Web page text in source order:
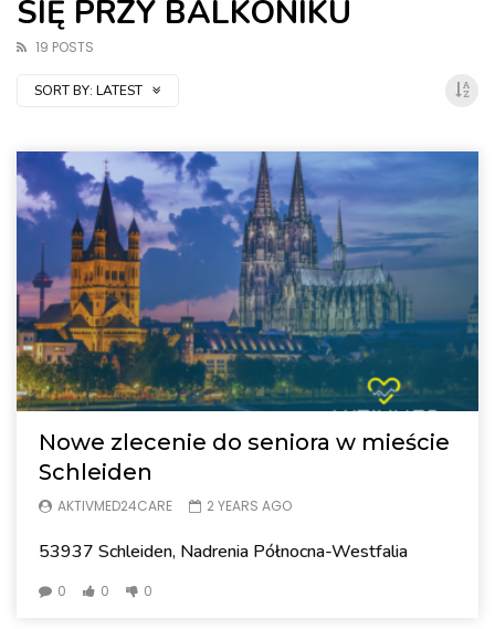
SIĘ PRZY BALKONIKU
19 POSTS
SORT BY: LATEST
Nowe zlecenie do seniora w mieście
Schleiden
AKTIVMED24CARE 2 YEARS AGO
53937 Schleiden, Nadrenia Północna-Westfalia
0 0 0